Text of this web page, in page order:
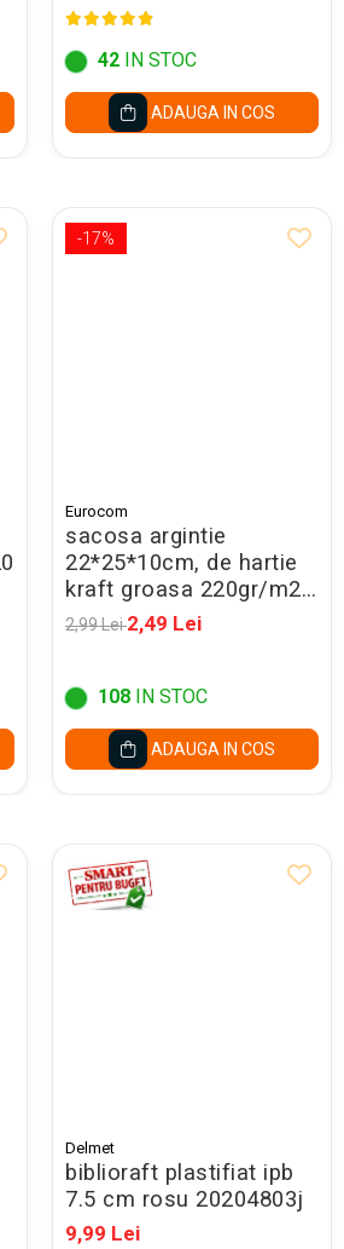
42 IN STOC
ADAUGA IN COS
-17%
Eurocom
sacosa argintie
22*25*10cm, de hartie
kraft groasa 220gr/m2,
cu maner rasucit
rezistent, 71438
2,99 Lei2,49 Lei
108 IN STOC
ADAUGA IN COS
Delmet
biblioraft plastifiat ipb
7.5 cm rosu 20204803j
9,99 Lei